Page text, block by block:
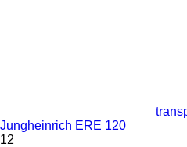
Jungheinrich ERE 120
12